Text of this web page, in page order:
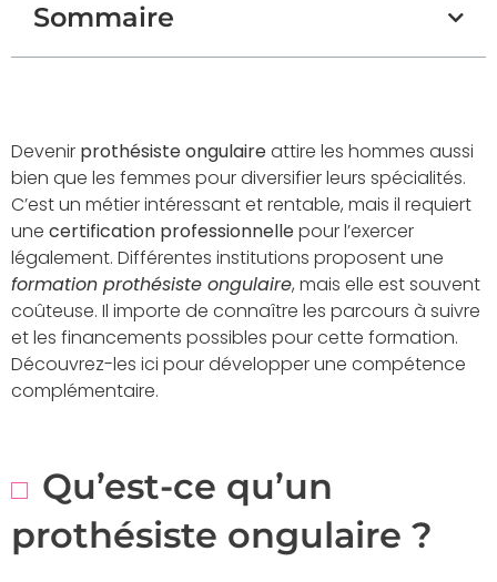
Sommaire
Devenir prothésiste ongulaireattire les hommes aussi
bien que les femmes pour diversifier leurs spécialités.
C’est un métier intéressant et rentable, mais il requiert
une certification professionnellepour l’exercer
légalement. Différentes institutions proposent une
formation prothésiste ongulaire, mais elle est souvent
coûteuse. Il importe de connaître les parcours à suivre
et les financements possibles pour cette formation.
Découvrez-les ici pour développer une compétence
complémentaire.
Qu’est-ce qu’un
prothésiste ongulaire ?